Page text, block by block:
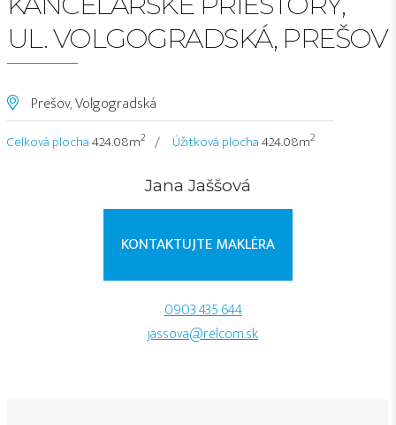
UL. VOLGOGRADSKÁ, PREŠOV
Prešov, Volgogradská
Celková plocha424.08m2 Úžitková plocha424.08m2
Jana Jaššová
KONTAKTUJTE MAKLÉRA
0903 435 644
jassova@relcom.sk